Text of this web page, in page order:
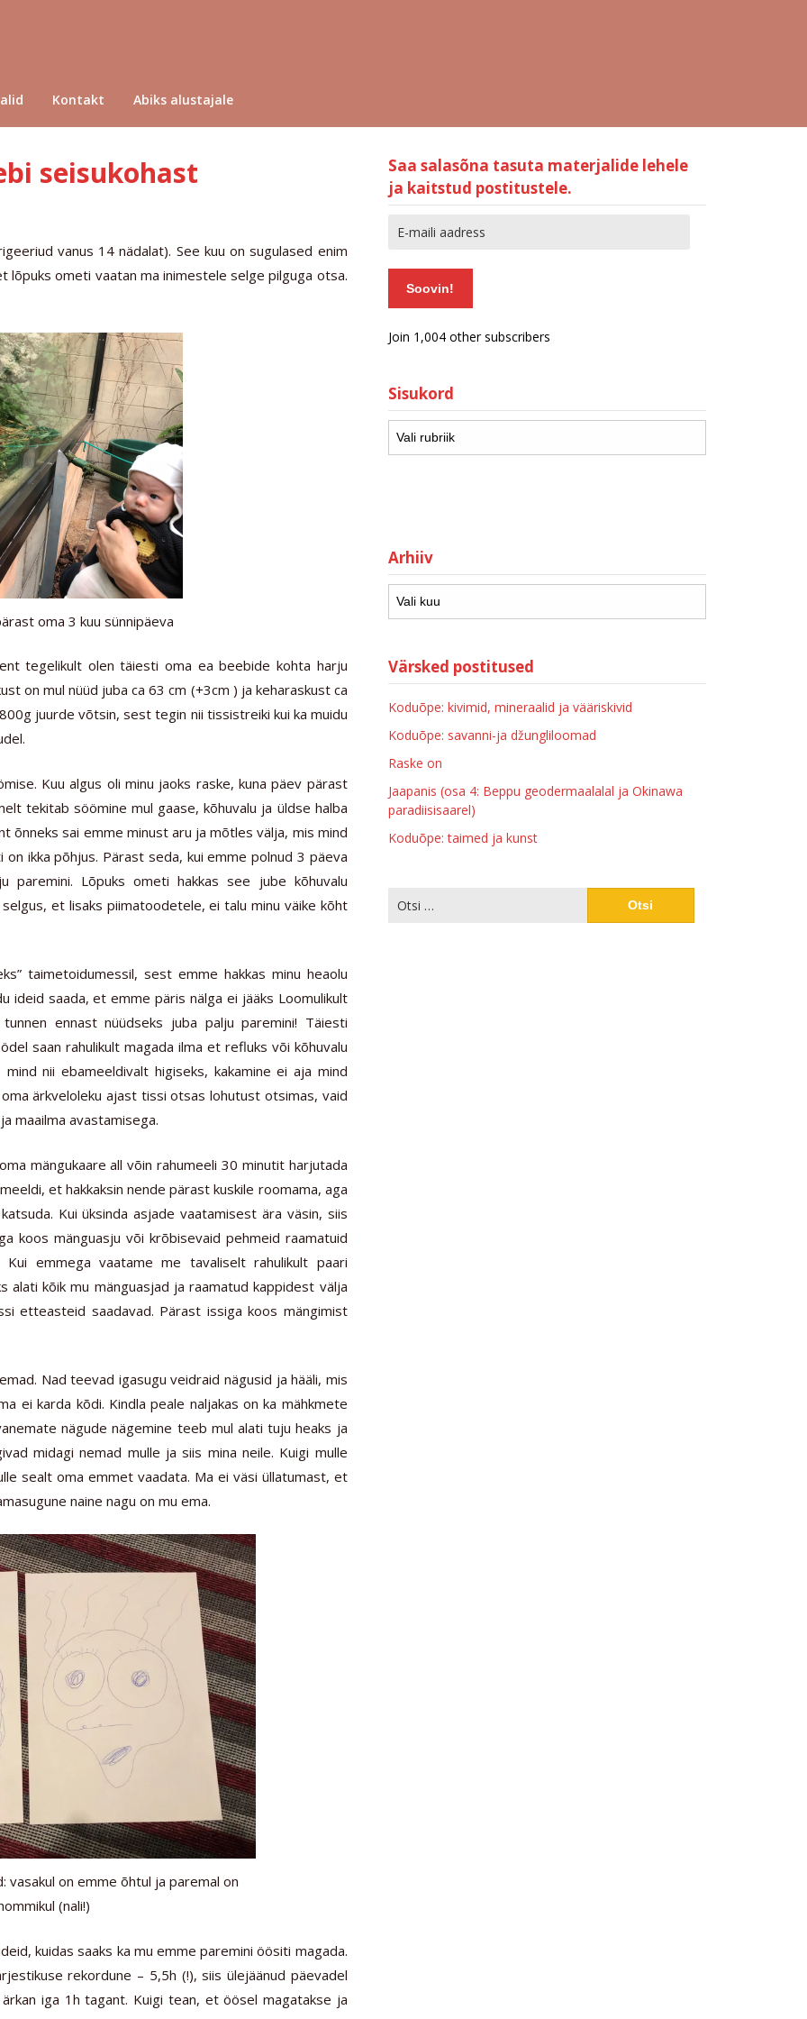
Kontakt Abiks alustajale
seisukohast
vanus 14 nädalat). See kuu on sugulased enim
lõpuks ometi vaatan ma inimestele selge pilguga otsa.
oma 3 kuu sünnipäeva
tegelikult olen täiesti oma ea beebide kohta harju
on mul nüüd juba ca 63 cm (+3cm ) ja keharaskust ca
juurde võtsin, sest tegin nii tissistreiki kui ka muidu
Kuu algus oli minu jaoks raske, kuna päev pärast
tekitab söömine mul gaase, kõhuvalu ja üldse halba
õnneks sai emme minust aru ja mõtles välja, mis mind
ikka põhjus. Pärast seda, kui emme polnud 3 päeva
paremini. Lõpuks ometi hakkas see jube kõhuvalu
et lisaks piimatoodetele, ei talu minu väike kõht
taimetoidumessil, sest emme hakkas minu heaolu
ideid saada, et emme päris nälga ei jääks Loomulikult
ennast nüüdseks juba palju paremini! Täiesti
saan rahulikult magada ilma et refluks või kõhuvalu
nii ebameeldivalt higiseks, kakamine ei aja mind
ärkveloleku ajast tissi otsas lohutust otsimas, vaid
maailma avastamisega.
mängukaare all võin rahumeeli 30 minutit harjutada
et hakkaksin nende pärast kuskile roomama, aga
Kui üksinda asjade vaatamisest ära väsin, siis
koos mänguasju või krõbisevaid pehmeid raamatuid
emmega vaatame me tavaliselt rahulikult paari
alati kõik mu mänguasjad ja raamatud kappidest välja
etteasteid saadavad. Pärast issiga koos mängimist
Nad teevad igasugu veidraid nägusid ja hääli, mis
ei karda kõdi. Kindla peale naljakas on ka mähkmete
nägude nägemine teeb mul alati tuju heaks ja
midagi nemad mulle ja siis mina neile. Kuigi mulle
sealt oma emmet vaadata. Ma ei väsi üllatumast, et
naine nagu on mu ema.
on emme õhtul ja paremal on
(nali!)
kuidas saaks ka mu emme paremini öösiti magada.
rekordune – 5,5h (!), siis ülejäänud päevadel
iga 1h tagant. Kuigi tean, et öösel magatakse ja
Saa salasõna tasuta materjalide lehele
ja kaitstud postitustele.
Soovin!
Join 1,004 other subscribers
Sisukord
Arhiiv
Värsked postitused
Koduõpe: kivimid, mineraalid ja vääriskivid
Koduõpe: savanni-ja džungliloomad
Raske on
Jaapanis (osa 4: Beppu geodermaalalal ja Okinawa
paradiisisaarel)
Koduõpe: taimed ja kunst